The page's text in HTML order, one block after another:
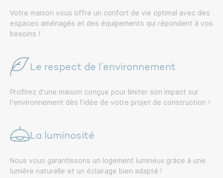
Votre maison vous offre un confort de vie optimal avec des
espaces aménagés et des équipements qui répondent à vos
besoins !
Le respect de l’environnement
Profitez d’une maison conçue pour limiter son impact sur
l’environnement dès l’idée de votre projet de construction !
La luminosité
Nous vous garantissons un logement lumineux grâce à une
lumière naturelle et un éclairage bien adapté !